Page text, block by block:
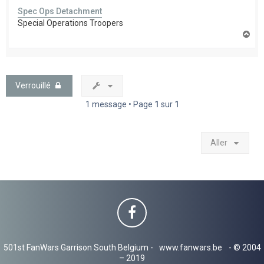
Spec Ops Detachment
Special Operations Troopers
Verrouillé
1 message • Page 1 sur 1
Aller
501st FanWars Garrison South Belgium - www.fanwars.be
- © 2004
– 2019